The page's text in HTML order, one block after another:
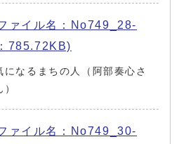
ァイル名：No749_28-
785.72KB)
なるまちの人（阿部奏心さ
ァイル名：No749_30-